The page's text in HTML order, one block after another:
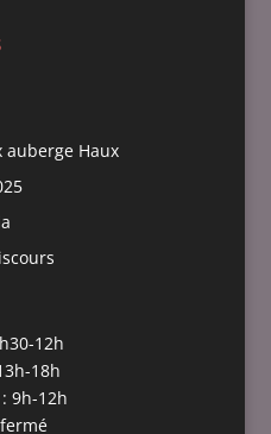
auberge Haux
12h
18h
9h-12h